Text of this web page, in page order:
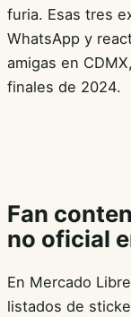
furia. Esas tres
WhatsApp y
amigas en
finales de 2024.
Fan
no oficial
En Mercado
listados de